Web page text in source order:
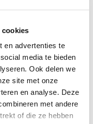
cookies
en advertenties te
media te bieden
Ook delen we
site met onze
en analyse. Deze
met andere
of die ze hebben
energiebesparing en